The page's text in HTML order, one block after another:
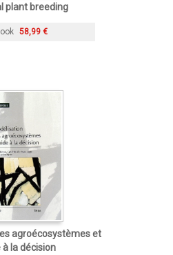
plant breeding
58,99 €
agroécosystèmes et
à la décision